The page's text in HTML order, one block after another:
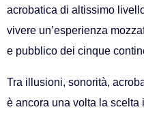
acrobatica di altissimo
vivere un’esperienza
e pubblico dei cinque
Tra illusioni, sonorità,
è ancora una volta la scelta